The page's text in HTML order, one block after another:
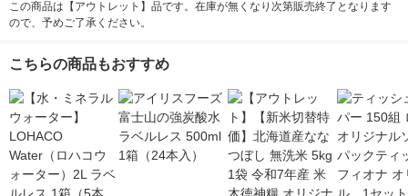
この商品は【アウトレット】品です。在庫が無くなり次第販売終了となります
ので、予めご了承ください。
こちらの商品もおすすめ